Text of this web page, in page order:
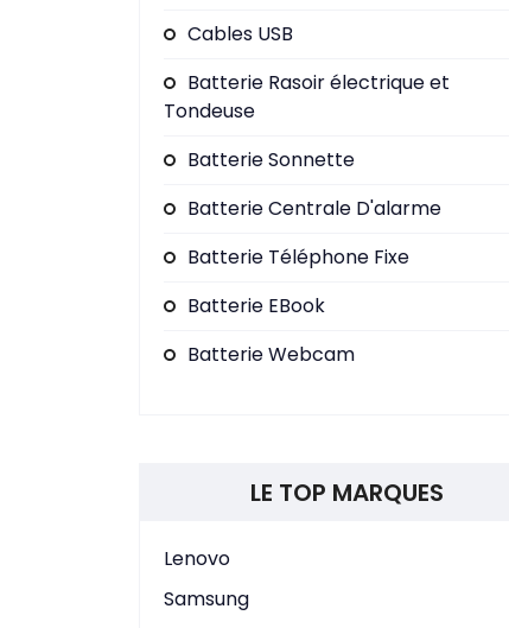
Cables USB
Batterie Rasoir électrique et
Tondeuse
Batterie Sonnette
Batterie Centrale D'alarme
Batterie Téléphone Fixe
Batterie EBook
Batterie Webcam
LE TOP MARQUES
Lenovo
Samsung